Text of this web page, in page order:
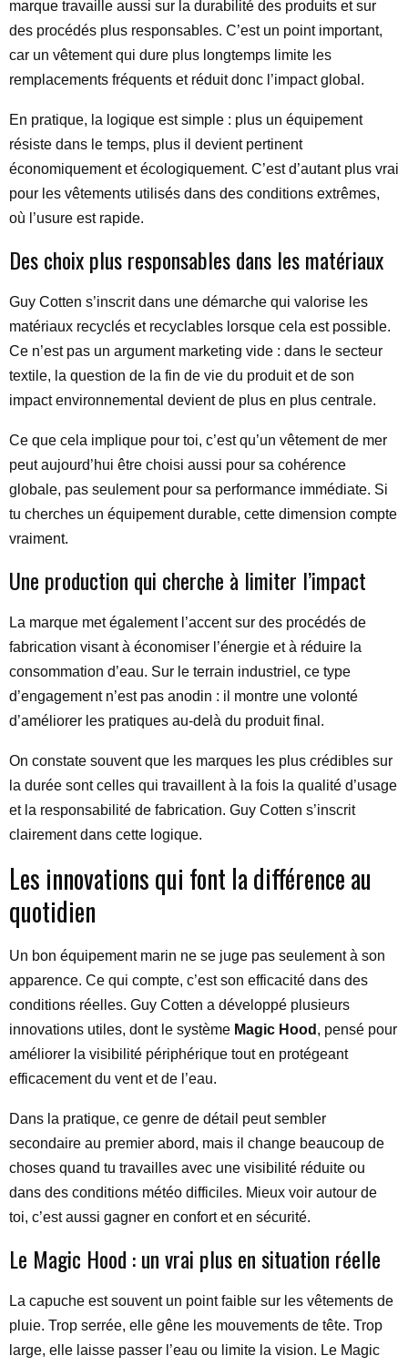
marque travaille aussi sur la durabilité des produits et sur
des procédés plus responsables. C’est un point important,
car un vêtement qui dure plus longtemps limite les
remplacements fréquents et réduit donc l’impact global.
En pratique, la logique est simple : plus un équipement
résiste dans le temps, plus il devient pertinent
économiquement et écologiquement. C’est d’autant plus vrai
pour les vêtements utilisés dans des conditions extrêmes,
où l’usure est rapide.
Des choix plus responsables dans les matériaux
Guy Cotten s’inscrit dans une démarche qui valorise les
matériaux recyclés et recyclables lorsque cela est possible.
Ce n’est pas un argument marketing vide : dans le secteur
textile, la question de la fin de vie du produit et de son
impact environnemental devient de plus en plus centrale.
Ce que cela implique pour toi, c’est qu’un vêtement de mer
peut aujourd’hui être choisi aussi pour sa cohérence
globale, pas seulement pour sa performance immédiate. Si
tu cherches un équipement durable, cette dimension compte
vraiment.
Une production qui cherche à limiter l’impact
La marque met également l’accent sur des procédés de
fabrication visant à économiser l’énergie et à réduire la
consommation d’eau. Sur le terrain industriel, ce type
d’engagement n’est pas anodin : il montre une volonté
d’améliorer les pratiques au-delà du produit final.
On constate souvent que les marques les plus crédibles sur
la durée sont celles qui travaillent à la fois la qualité d’usage
et la responsabilité de fabrication. Guy Cotten s’inscrit
clairement dans cette logique.
Les innovations qui font la différence au
quotidien
Un bon équipement marin ne se juge pas seulement à son
apparence. Ce qui compte, c’est son efficacité dans des
conditions réelles. Guy Cotten a développé plusieurs
innovations utiles, dont le système Magic Hood , pensé pour
améliorer la visibilité périphérique tout en protégeant
efficacement du vent et de l’eau.
Dans la pratique, ce genre de détail peut sembler
secondaire au premier abord, mais il change beaucoup de
choses quand tu travailles avec une visibilité réduite ou
dans des conditions météo difficiles. Mieux voir autour de
toi, c’est aussi gagner en confort et en sécurité.
Le Magic Hood : un vrai plus en situation réelle
La capuche est souvent un point faible sur les vêtements de
pluie. Trop serrée, elle gêne les mouvements de tête. Trop
large, elle laisse passer l’eau ou limite la vision. Le Magic